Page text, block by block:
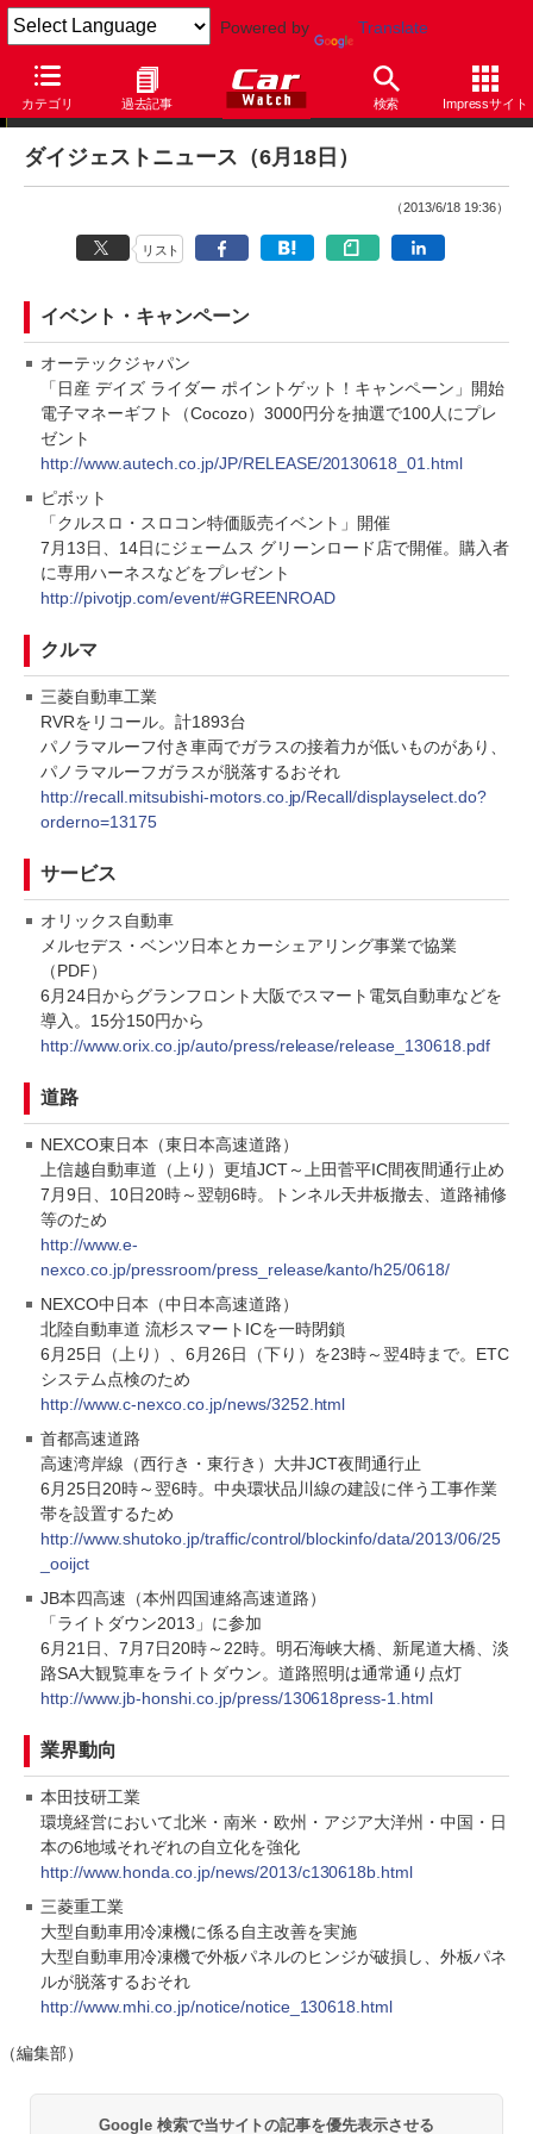
Powered by Translate
カテゴリ 過去記事 検索 Impressサイト
ダイジェストニュース
ダイジェストニュース（6月18日）
（2013/6/18 19:36）
リスト
イベント・キャンペーン
オーテックジャパン
「日産 デイズ ライダー ポイントゲット！キャンペーン」開始
電子マネーギフト（Cocozo）3000円分を抽選で100人にプレ
ゼント
http://www.autech.co.jp/JP/RELEASE/20130618_01.html
ピボット
「クルスロ・スロコン特価販売イベント」開催
7月13日、14日にジェームス グリーンロード店で開催。購入者
に専用ハーネスなどをプレゼント
http://pivotjp.com/event/#GREENROAD
クルマ
三菱自動車工業
RVRをリコール。計1893台
パノラマルーフ付き車両でガラスの接着力が低いものがあり、
パノラマルーフガラスが脱落するおそれ
http://recall.mitsubishi-motors.co.jp/Recall/displayselect.do?
orderno=13175
サービス
オリックス自動車
メルセデス・ベンツ日本とカーシェアリング事業で協業
（PDF）
6月24日からグランフロント大阪でスマート電気自動車などを
導入。15分150円から
http://www.orix.co.jp/auto/press/release/release_130618.pdf
道路
NEXCO東日本（東日本高速道路）
上信越自動車道（上り）更埴JCT～上田菅平IC間夜間通行止め
7月9日、10日20時～翌朝6時。トンネル天井板撤去、道路補修
等のため
http://www.e-
nexco.co.jp/pressroom/press_release/kanto/h25/0618/
NEXCO中日本（中日本高速道路）
北陸自動車道 流杉スマートICを一時閉鎖
6月25日（上り）、6月26日（下り）を23時～翌4時まで。ETC
システム点検のため
http://www.c-nexco.co.jp/news/3252.html
首都高速道路
高速湾岸線（西行き・東行き）大井JCT夜間通行止
6月25日20時～翌6時。中央環状品川線の建設に伴う工事作業
帯を設置するため
http://www.shutoko.jp/traffic/control/blockinfo/data/2013/06/25
_ooijct
JB本四高速（本州四国連絡高速道路）
「ライトダウン2013」に参加
6月21日、7月7日20時～22時。明石海峡大橋、新尾道大橋、淡
路SA大観覧車をライトダウン。道路照明は通常通り点灯
http://www.jb-honshi.co.jp/press/130618press-1.html
業界動向
本田技研工業
環境経営において北米・南米・欧州・アジア大洋州・中国・日
本の6地域それぞれの自立化を強化
http://www.honda.co.jp/news/2013/c130618b.html
三菱重工業
大型自動車用冷凍機に係る自主改善を実施
大型自動車用冷凍機で外板パネルのヒンジが破損し、外板パネ
ルが脱落するおそれ
http://www.mhi.co.jp/notice/notice_130618.html
（編集部）
Google 検索で当サイトの記事を優先表示させる